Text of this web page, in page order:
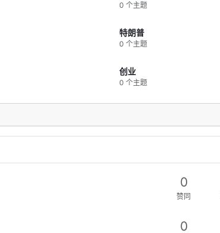
0 个主题
特朗普
0 个主题
创业
0 个主题
0
赞同
0